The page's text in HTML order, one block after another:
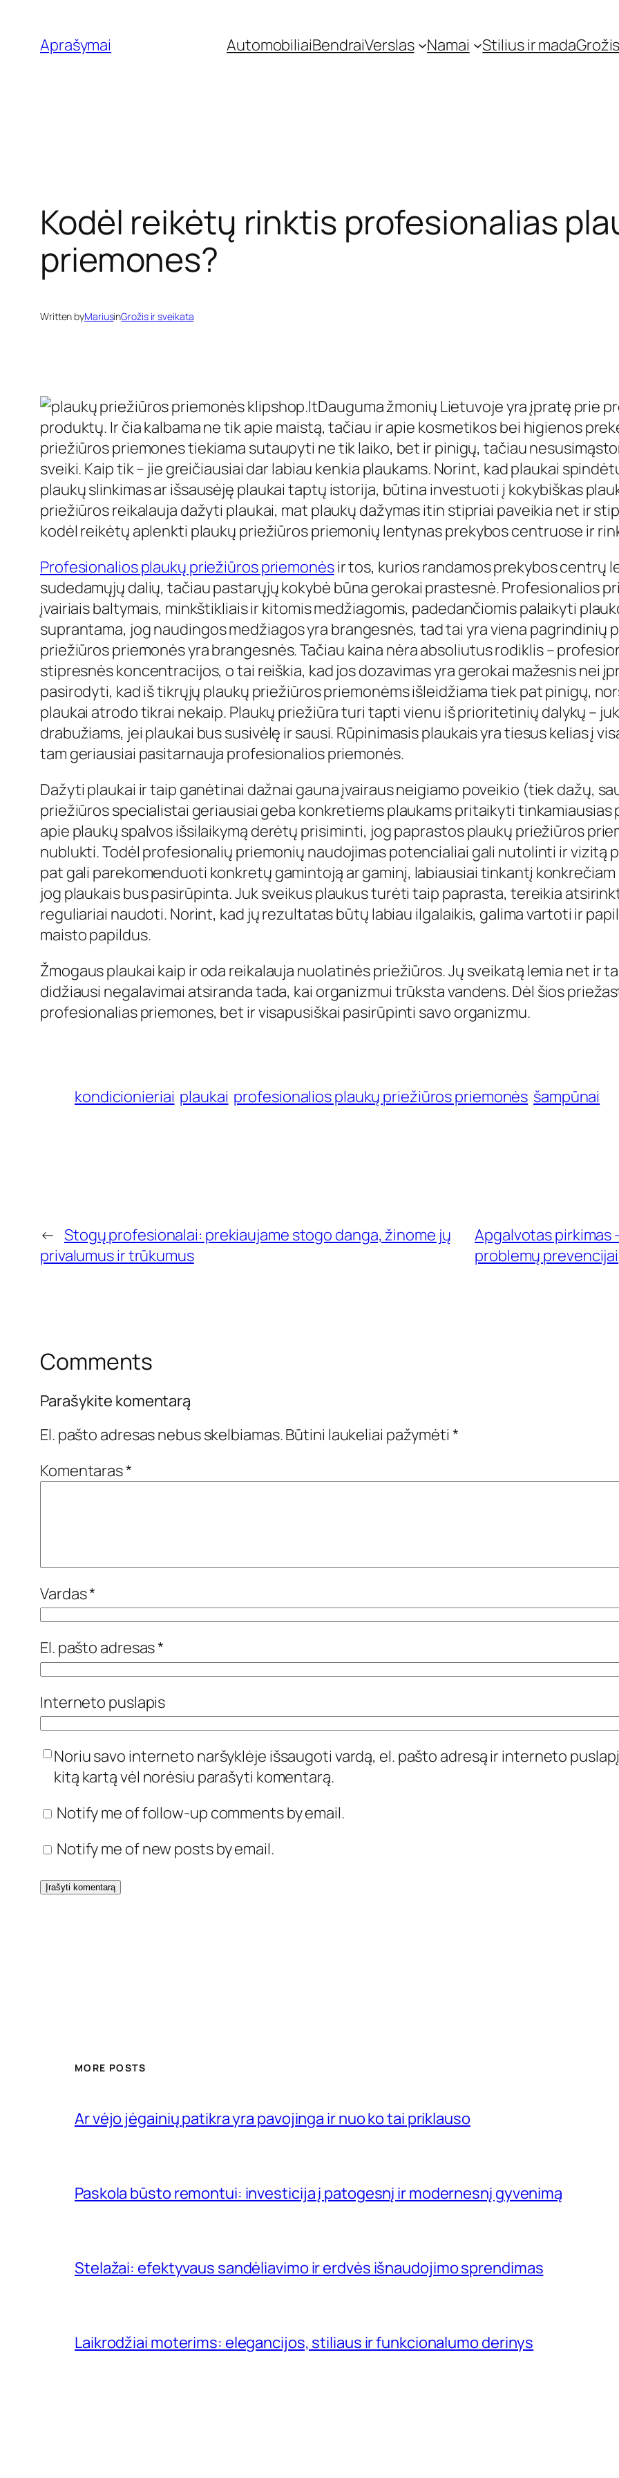
turinio
Aprašymai AutomobiliaiBendraiVerslas Namai Stilius ir mada
Kodėl reikėtų rinktis profesionalias
priemones?
Written byMariusinGrožis ir sveikata
Dauguma žmonių Lietuvoje yra įpratę prie
produktų. Ir čia kalbama ne tik apie maistą, tačiau ir apie kosmetikos bei higienos
priežiūros priemones tiekiama sutaupyti ne tik laiko, bet ir pinigų, tačiau
sveiki. Kaip tik – jie greičiausiai dar labiau kenkia plaukams. Norint, kad plaukai
plaukų slinkimas ar išsausėję plaukai taptų istorija, būtina investuoti į kokybiškas
priežiūros reikalauja dažyti plaukai, mat plaukų dažymas itin stipriai paveikia net ir
kodėl reikėtų aplenkti plaukų priežiūros priemonių lentynas prekybos centruose ir
Profesionalios plaukų priežiūros priemonėsir tos, kurios randamos prekybos centrų
sudedamųjų dalių, tačiau pastarųjų kokybė būna gerokai prastesnė. Profesionalios
įvairiais baltymais, minkštikliais ir kitomis medžiagomis, padedančiomis palaikyti
suprantama, jog naudingos medžiagos yra brangesnės, tad tai yra viena pagrindinių
priežiūros priemonės yra brangesnės. Tačiau kaina nėra absoliutus rodiklis –
stipresnės koncentracijos, o tai reiškia, kad jos dozavimas yra gerokai mažesnis nei
pasirodyti, kad iš tikrųjų plaukų priežiūros priemonėms išleidžiama tiek pat pinigų,
plaukai atrodo tikrai nekaip. Plaukų priežiūra turi tapti vienu iš prioritetinių dalykų –
drabužiams, jei plaukai bus susivėlę ir sausi. Rūpinimasis plaukais yra tiesus kelias į
tam geriausiai pasitarnauja profesionalios priemonės.
Dažyti plaukai ir taip ganėtinai dažnai gauna įvairaus neigiamo poveikio (tiek dažų,
priežiūros specialistai geriausiai geba konkretiems plaukams pritaikyti
apie plaukų spalvos išsilaikymą derėtų prisiminti, jog paprastos plaukų priežiūros
nublukti. Todėl profesionalių priemonių naudojimas potencialiai gali nutolinti ir vizitą
pat gali parekomenduoti konkretų gamintoją ar gaminį, labiausiai tinkantį
jog plaukais bus pasirūpinta. Juk sveikus plaukus turėti taip paprasta, tereikia
reguliariai naudoti. Norint, kad jų rezultatas būtų labiau ilgalaikis, galima vartoti ir
maisto papildus.
Žmogaus plaukai kaip ir oda reikalauja nuolatinės priežiūros. Jų sveikatą lemia net ir
didžiausi negalavimai atsiranda tada, kai organizmui trūksta vandens. Dėl šios
profesionalias priemones, bet ir visapusiškai pasirūpinti savo organizmu.
kondicionieriai plaukai profesionalios plaukų priežiūros priemonės šampūnai
← Stogų profesionalai: prekiaujame stogo danga, žinome jų
privalumus ir trūkumus
Apgalvotas pirkimas
problemų prevencijai
Comments
Parašykite komentarą
El. pašto adresas nebus skelbiamas.Būtini laukeliai pažymėti *
Komentaras*
Vardas*
El. pašto adresas*
Interneto puslapis
Noriu savo interneto naršyklėje išsaugoti vardą, el. pašto adresą ir interneto
kitą kartą vėl norėsiu parašyti komentarą.
Notify me of follow-up comments by email.
Notify me of new posts by email.
MORE POSTS
Ar vėjo jėgainių patikra yra pavojinga ir nuo ko tai priklauso
Paskola būsto remontui: investicija į patogesnį ir modernesnį gyvenimą
Stelažai: efektyvaus sandėliavimo ir erdvės išnaudojimo sprendimas
Laikrodžiai moterims: elegancijos, stiliaus ir funkcionalumo derinys